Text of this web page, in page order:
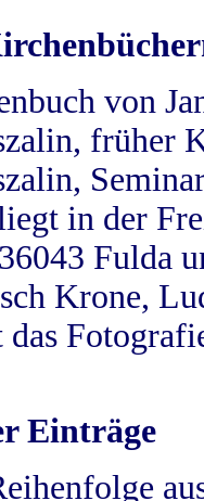
von
früher
in der
Fulda
Krone,
Einträge